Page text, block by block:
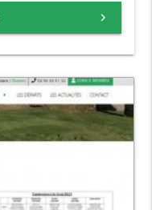
keyboard_arrow_right